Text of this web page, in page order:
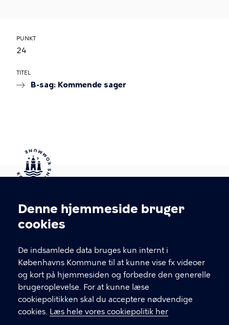
Cookieindstillinger
Denne hjemmeside bruger
cookies
De indsamlede data bruges kun internt i
Københavns Kommune til at kunne vise fx videoer
og kort på hjemmesiden og forbedre den generelle
brugeroplevelse. For at kunne læse
cookiepolitikken skal du acceptere nødvendige
cookies. Læs hele vores cookiepolitik her
PUNKT
24
TITEL
B-sag: Kommende sager
Kontakt Københavns Kommune
T
fFind andre kontakter her
CVR-nummer64942212
GENVEJE